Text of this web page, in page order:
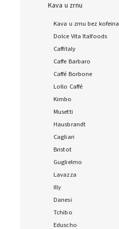
Kava u zrnu
Kava u zrnu bez kofeina
Dolce Vita Italfoods
Caffitaly
Caffe Barbaro
Caffé Borbone
Lollo Caffé
Kimbo
Musetti
Hausbrandt
Cagliari
Bristot
Guglielmo
Lavazza
Illy
Danesi
Tchibo
Eduscho